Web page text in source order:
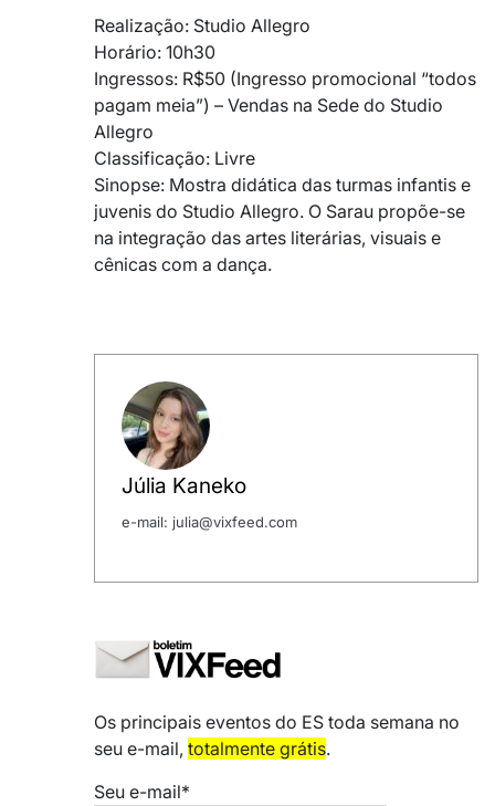
Realização: Studio Allegro
Horário: 10h30
Ingressos: R$50 (Ingresso promocional “todos
pagam meia”) – Vendas na Sede do Studio
Allegro
Classificação: Livre
Sinopse: Mostra didática das turmas infantis e
juvenis do Studio Allegro. O Sarau propõe-se
na integração das artes literárias, visuais e
cênicas com a dança.
Júlia Kaneko
e-mail: julia@vixfeed.com
Os principais eventos do ES toda semana no
seu e-mail, totalmente grátis.
Seu e-mail*